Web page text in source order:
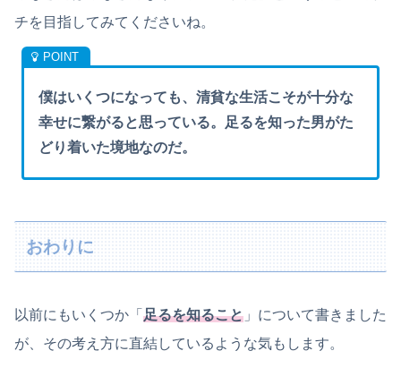
チを目指してみてくださいね。
僕はいくつになっても、清貧な生活こそが十分な
幸せに繋がると思っている。足るを知った男がた
どり着いた境地なのだ。
おわりに
以前にもいくつか「 足るを知ること 」について書きました
が、その考え方に直結しているような気もします。